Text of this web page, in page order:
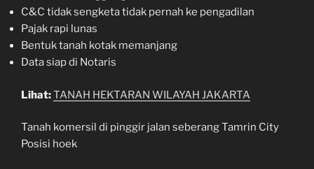
C&C tidak sengketa tidak pernah ke pengadilan
Pajak rapi lunas
Bentuk tanah kotak memanjang
Data siap di Notaris
Lihat:TANAH HEKTARAN WILAYAH JAKARTA
Tanah komersil di pinggir jalan seberang Tamrin City
Posisi hoek